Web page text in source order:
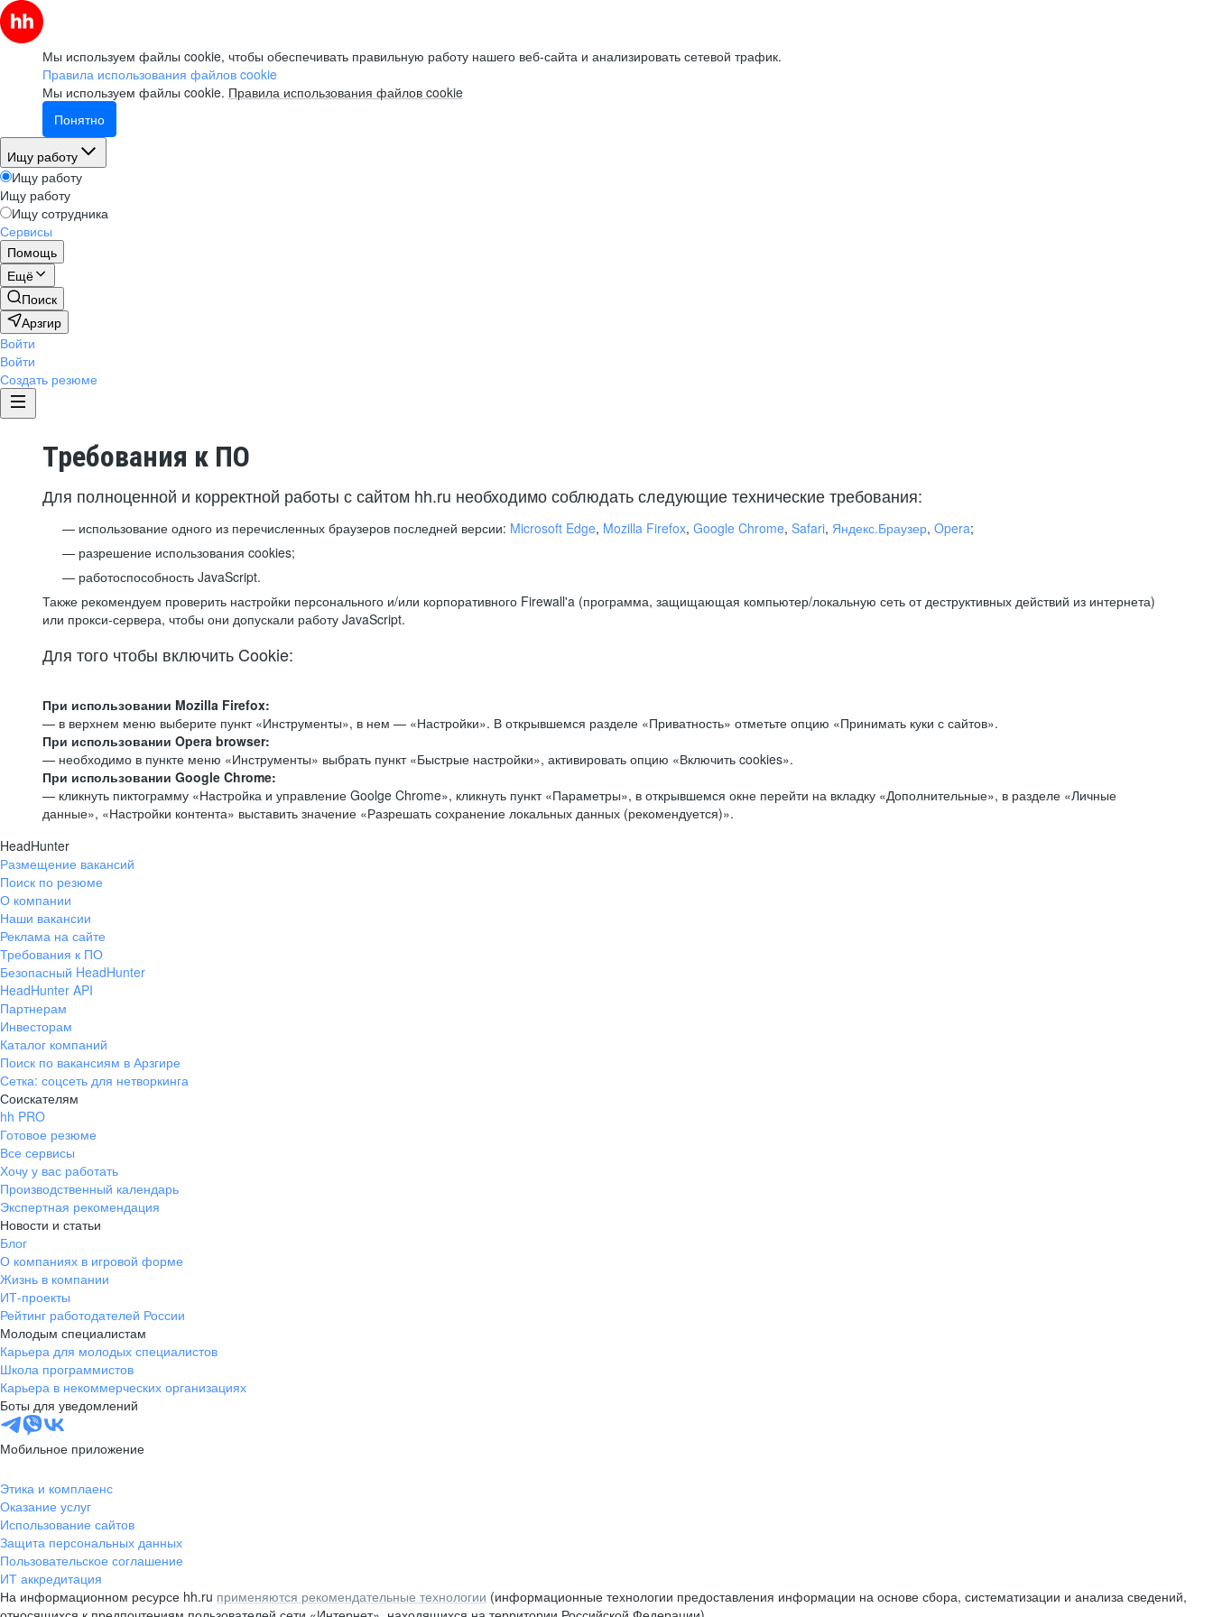
Мы используем файлы cookie, чтобы обеспечивать правильную работу нашего веб-сайта и анализировать сетевой трафик.
Правила использования файлов cookie
Мы используем файлы cookie. Правила использования файлов cookie
Понятно
Ищу работу
Ищу работу
Ищу работу
Ищу сотрудника
Сервисы
Помощь
Ещё
Поиск
Арзгир
Войти
Войти
Создать резюме
Требования к ПО
Для полноценной и корректной работы с сайтом hh.ru необходимо соблюдать следующие технические требования:
использование одного из перечисленных браузеров последней версии: Microsoft Edge, Mozilla Firefox, Google Chrome, Safari, Яндекс.Браузер, Opera;
разрешение использования cookies;
работоспособность JavaScript.
Также рекомендуем проверить настройки персонального и/или корпоративного Firewall'a (программа, защищающая компьютер/локальную сеть от деструктивных действий из интернета)
или прокси-сервера, чтобы они допускали работу JavaScript.
Для того чтобы включить Cookie:
При использовании Mozilla Firefox:
— в верхнем меню выберите пункт «Инструменты», в нем — «Настройки». В открывшемся разделе «Приватность» отметьте опцию «Принимать куки с сайтов».
При использовании Opera browser:
— необходимо в пункте меню «Инструменты» выбрать пункт «Быстрые настройки», активировать опцию «Включить cookies».
При использовании Google Chrome:
— кликнуть пиктограмму «Настройка и управление Goolge Chrome», кликнуть пункт «Параметры», в открывшемся окне перейти на вкладку «Дополнительные», в разделе «Личные
данные», «Настройки контента» выставить значение «Разрешать сохранение локальных данных (рекомендуется)».
HeadHunter
Размещение вакансий
Поиск по резюме
О компании
Наши вакансии
Реклама на сайте
Требования к ПО
Безопасный HeadHunter
HeadHunter API
Партнерам
Инвесторам
Каталог компаний
Поиск по вакансиям в Арзгире
Сетка: соцсеть для нетворкинга
Соискателям
hh PRO
Готовое резюме
Все сервисы
Хочу у вас работать
Производственный календарь
Экспертная рекомендация
Новости и статьи
Блог
О компаниях в игровой форме
Жизнь в компании
ИТ-проекты
Рейтинг работодателей России
Молодым специалистам
Карьера для молодых специалистов
Школа программистов
Карьера в некоммерческих организациях
Боты для уведомлений
Мобильное приложение
Этика и комплаенс
Оказание услуг
Использование сайтов
Защита персональных данных
Пользовательское соглашение
ИТ аккредитация
На информационном ресурсе hh.ru применяются рекомендательные технологии (информационные технологии предоставления информации на основе сбора, систематизации и анализа сведений,